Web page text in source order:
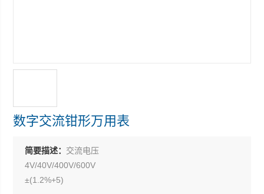
数字交流钳形万用表
简要描述： 交流电压
4V/40V/400V/600V
±(1.2%+5)